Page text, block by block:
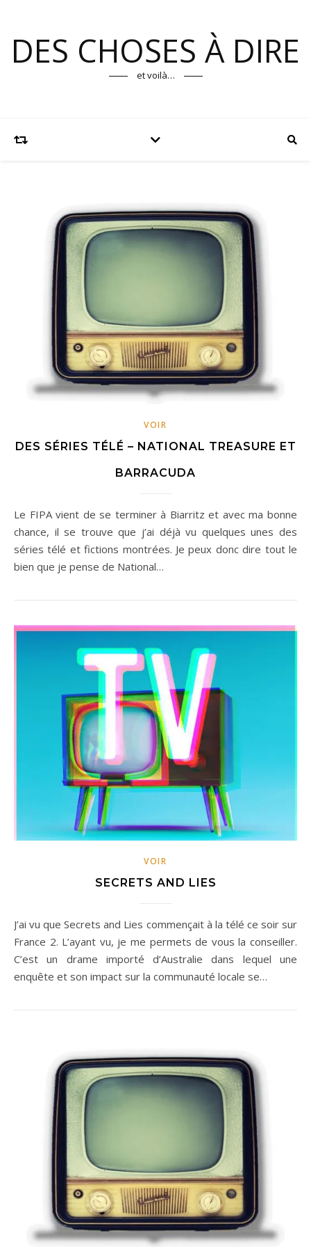
DES CHOSES À DIRE
et voilà…
VOIR
DES SÉRIES TÉLÉ – NATIONAL TREASURE ET
BARRACUDA
Le FIPA vient de se terminer à Biarritz et avec ma bonne
chance, il se trouve que j’ai déjà vu quelques unes des
séries télé et fictions montrées. Je peux donc dire tout le
bien que je pense de National…
VOIR
SECRETS AND LIES
J’ai vu que Secrets and Lies commençait à la télé ce soir sur
France 2. L’ayant vu, je me permets de vous la conseiller.
C’est un drame importé d’Australie dans lequel une
enquête et son impact sur la communauté locale se…